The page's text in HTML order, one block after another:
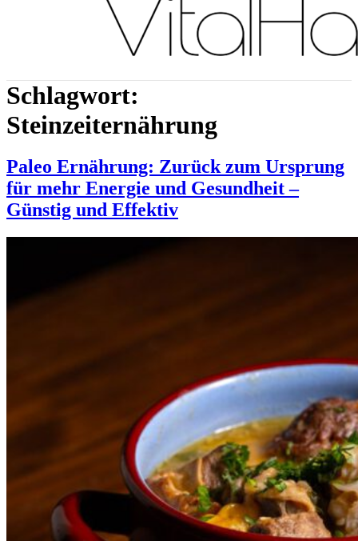
Schlagwort:
Steinzeiternährung
Paleo Ernährung: Zurück zum Ursprung
für mehr Energie und Gesundheit –
Günstig und Effektiv